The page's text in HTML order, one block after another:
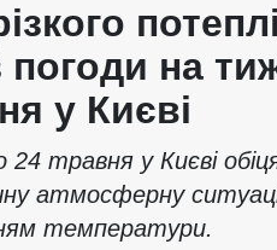
погоди на
у Києві
24 травня у Києві
атмосферну
температури.